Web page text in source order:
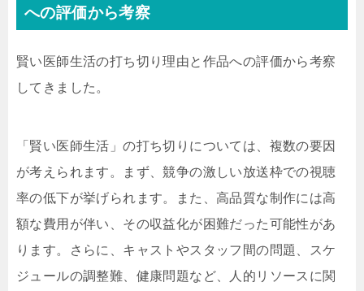
への評価から考察
賢い医師生活の打ち切り理由と作品への評価から考察
してきました。
「賢い医師生活」の打ち切りについては、複数の要因
が考えられます。まず、競争の激しい放送枠での視聴
率の低下が挙げられます。また、高品質な制作には高
額な費用が伴い、その収益化が困難だった可能性があ
ります。さらに、キャストやスタッフ間の問題、スケ
ジュールの調整難、健康問題など、人的リソースに関